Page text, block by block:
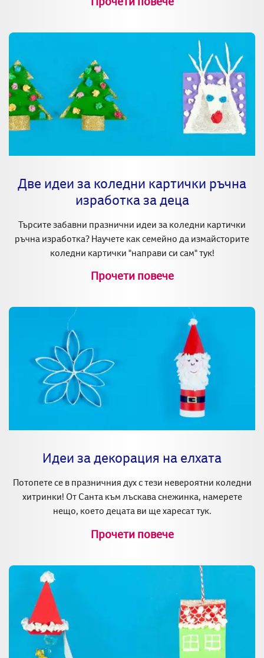
Две идеи за коледни картички ръчна
изработка за деца
Търсите забавни празнични идеи за коледни картички
ръчна изработка? Научете как семейно да измайсторите
коледни картички "направи си сам" тук!
Прочети повече
Идеи за декорация на елхата
Потопете се в празничния дух с тези невероятни коледни
хитринки! От Санта към лъскава снежинка, намерете
нещо, което децата ви ще харесат тук.
Прочети повече